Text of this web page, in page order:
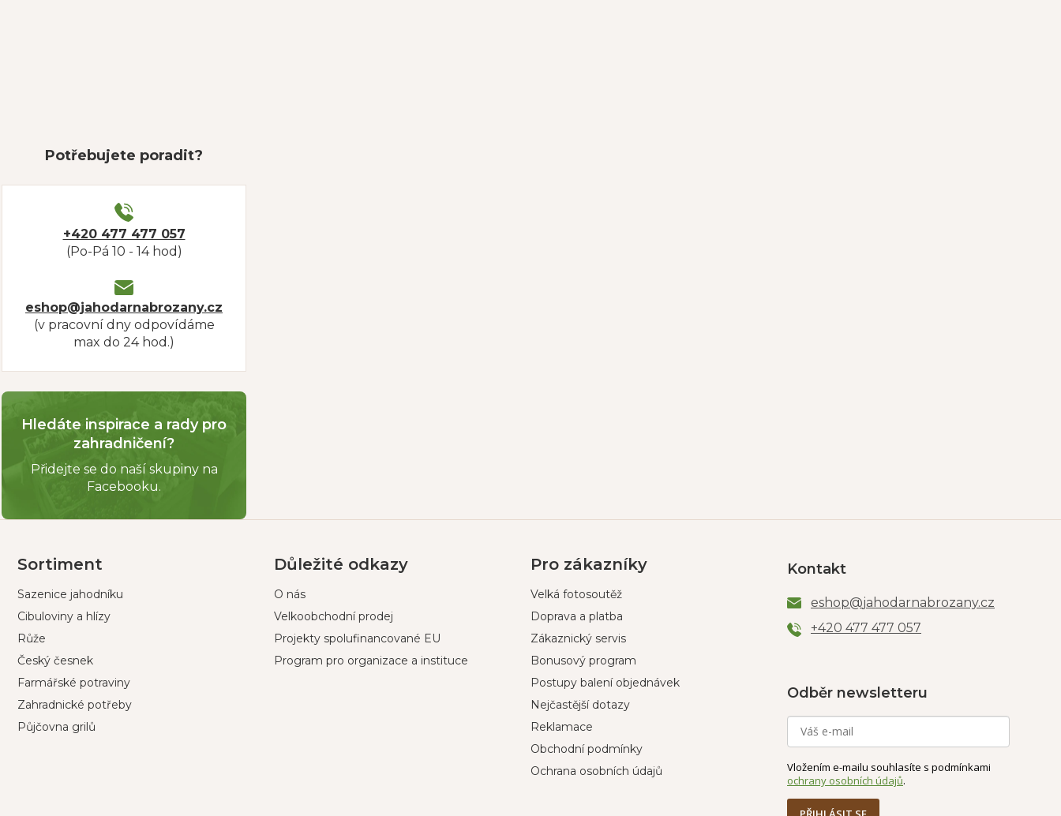
Potřebujete poradit?
+420 477 477 057
(Po-Pá 10 - 14 hod)
eshop@jahodarnabrozany.cz
(v pracovní dny odpovídáme
max do 24 hod.)
Hledáte inspirace a rady pro
zahradničení?
Přidejte se do naší skupiny na
Facebooku.
Sortiment
Sazenice jahodníku
Cibuloviny a hlízy
Růže
Český česnek
Farmářské potraviny
Zahradnické potřeby
Půjčovna grilů
Důležité odkazy
O nás
Velkoobchodní prodej
Projekty spolufinancované EU
Program pro organizace a instituce
Pro zákazníky
Velká fotosoutěž
Doprava a platba
Zákaznický servis
Bonusový program
Postupy balení objednávek
Nejčastější dotazy
Reklamace
Obchodní podmínky
Ochrana osobních údajů
Kontakt
eshop@jahodarnabrozany.cz
+420 477 477 057
Odběr newsletteru
Vložením e-mailu souhlasíte s podmínkami
ochrany osobních údajů.